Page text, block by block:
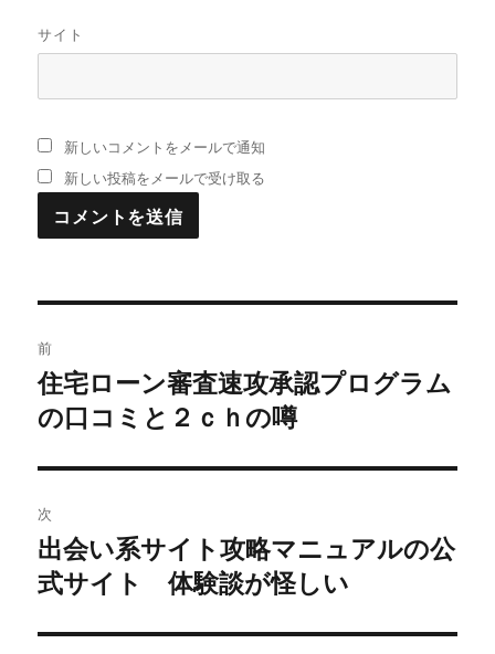
サイト
新しいコメントをメールで通知
新しい投稿をメールで受け取る
稿
ナ
ビ
ゲ
ー
シ
前
過
去
投
稿:
住宅ローン審査速攻承認プログラム
の口コミと２ｃｈの噂
次
次
の
稿:
出会い系サイト攻略マニュアルの公
式サイト 体験談が怪しい